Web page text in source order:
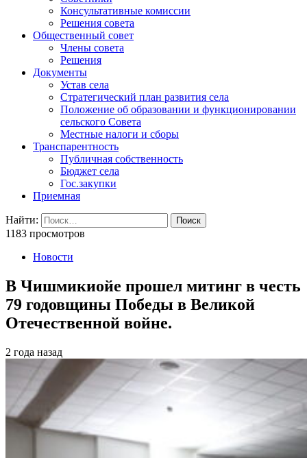
Консультативные комиссии
Решения совета
Общественный совет
Члены совета
Решения
Документы
Устав села
Стратегический план развития села
Положение об образовании и функционировании
сельского Совета
Местные налоги и сборы
Транспарентность
Публичная собственность
Бюджет села
Гос.закупки
Приемная
Найти:
1183 просмотров
Новости
В Чишмикиойе прошел митинг в честь
79 годовщины Победы в Великой
Отечественной войне.
2 года назад